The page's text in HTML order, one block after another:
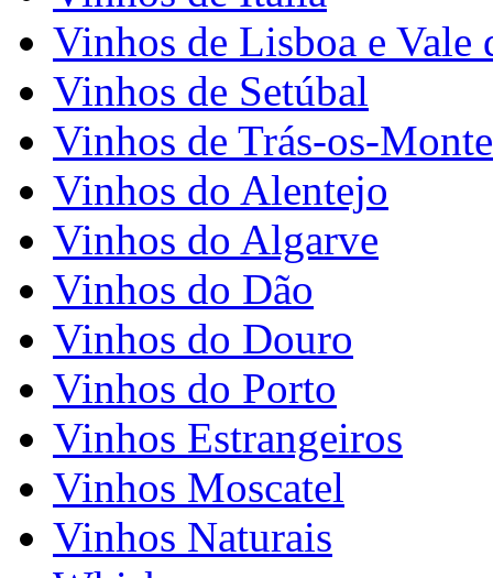
Vinhos de Lisboa e Vale
Vinhos de Setúbal
Vinhos de Trás-os-
Vinhos do Alentejo
Vinhos do Algarve
Vinhos do Dão
Vinhos do Douro
Vinhos do Porto
Vinhos Estrangeiros
Vinhos Moscatel
Vinhos Naturais